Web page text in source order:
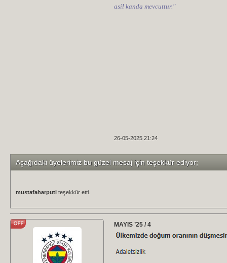
asil kanda mevcuttur."
26-05-2025 21:24
Aşağıdaki üyelerimiz bu güzel mesaj için teşekkür ediyor;
mustafaharputi teşekkür etti.
MAYIS ’25 / 4